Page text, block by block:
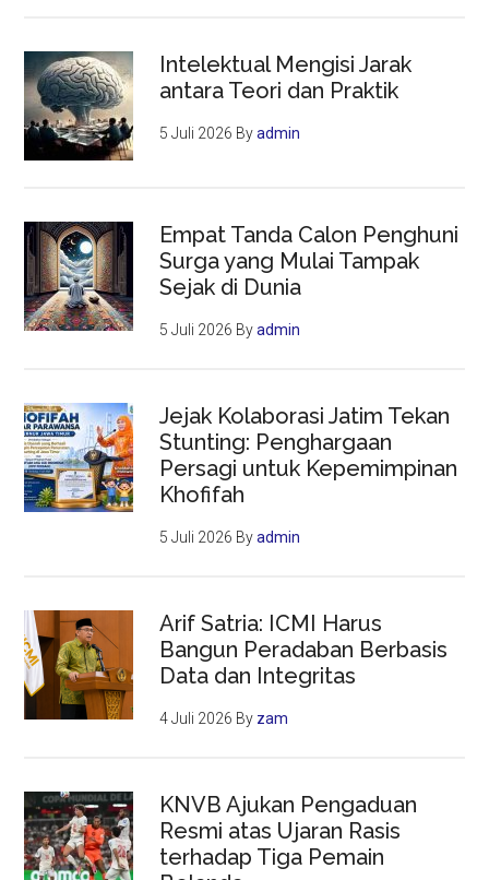
Intelektual Mengisi Jarak
antara Teori dan Praktik
5 Juli 2026 Byadmin
Empat Tanda Calon Penghuni
Surga yang Mulai Tampak
Sejak di Dunia
5 Juli 2026 Byadmin
Jejak Kolaborasi Jatim Tekan
Stunting: Penghargaan
Persagi untuk Kepemimpinan
Khofifah
5 Juli 2026 Byadmin
Arif Satria: ICMI Harus
Bangun Peradaban Berbasis
Data dan Integritas
4 Juli 2026 By zam
KNVB Ajukan Pengaduan
Resmi atas Ujaran Rasis
terhadap Tiga Pemain